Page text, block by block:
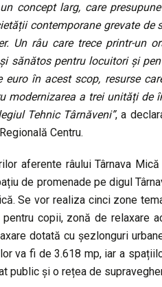
un concept larg, care
contemporane grevate
Un râu care trece printr-un
sănătos pentru locuitori și
euro în acest scop, resurse
modernizarea a trei unități de
Tehnic Târnăveni”, a
Centru.
aferente râului Târnava
de promenade pe digul
Se vor realiza cinci zone
copii, zonă de relaxare
dotată cu șezlonguri
va fi de 3.618 mp, iar a
public și o rețea de